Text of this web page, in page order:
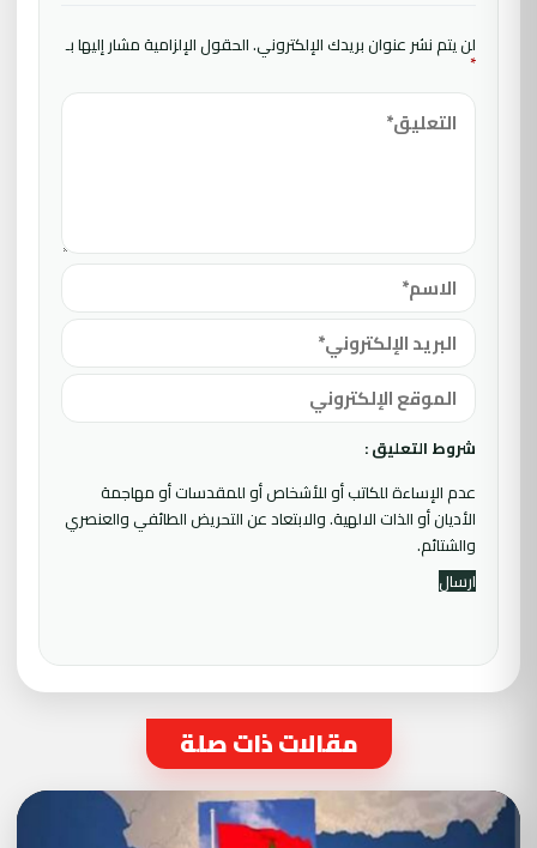
لن يتم نشر عنوان بريدك الإلكتروني.الحقول الإلزامية مشار إليها بـ
*
شروط التعليق :
عدم الإساءة للكاتب أو للأشخاص أو للمقدسات أو مهاجمة
الأديان أو الذات الالهية. والابتعاد عن التحريض الطائفي والعنصري
والشتائم.
مقالات ذات صلة